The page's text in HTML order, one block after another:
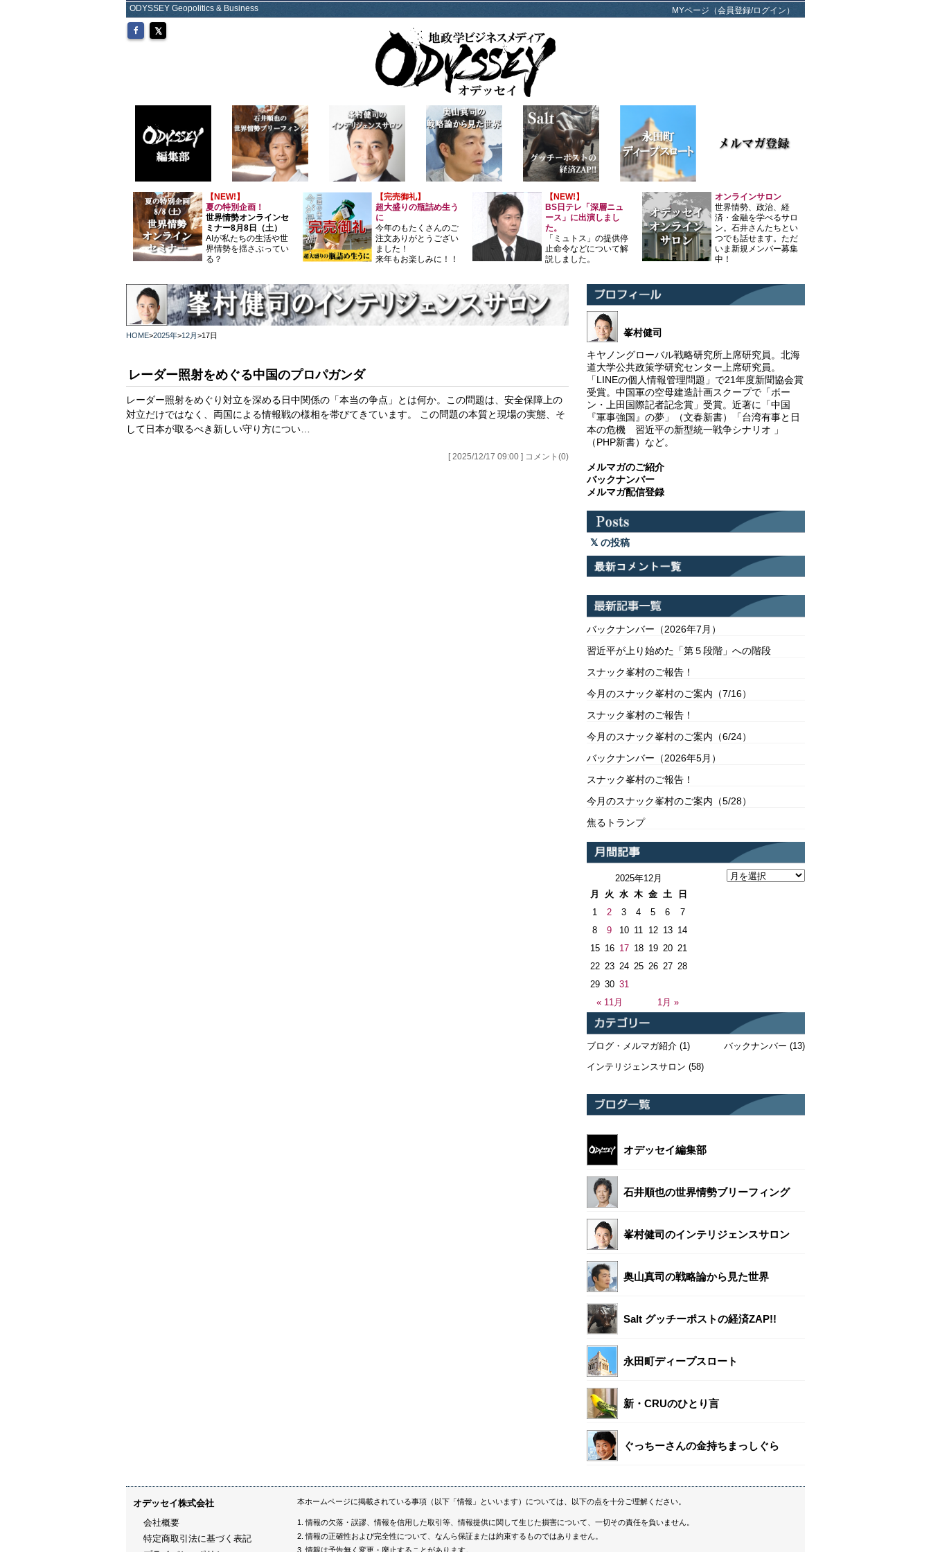
ODYSSEY Geopolitics & Business MYページ（会員登録/ログイン）
【NEW!】
夏の特別企画！
世界情勢オンラインセ
ミナー8月8日（土）
AIが私たちの生活や世
界情勢を揺さぶってい
る？
【完売御礼】
超大盛りの瓶詰め生う
に
今年のもたくさんのご
注文ありがとうござい
ました！
来年もお楽しみに！！
【NEW!】
BS日テレ「深層ニュ
ース」に出演しまし
た。
「ミュトス」の提供停
止命令などについて解
説しました。
オンラインサロン
世界情勢、政治、経
済・金融を学べるサロ
ン。石井さんたちとい
つでも話せます。ただ
いま新規メンバー募集
中！
HOME>2025年>12月>17日
レーダー照射をめぐる中国のプロパガンダ
レーダー照射をめぐり対立を深める日中関係の「本当の争点」とは何か。この問題は、安全保障上の
対立だけではなく、両国による情報戦の様相を帯びてきています。 この問題の本質と現場の実態、そ
して日本が取るべき新しい守り方につい…
[ 2025/12/17 09:00 ] コメント(0)
峯村健司
キヤノングローバル戦略研究所上席研究員。北海
道大学公共政策学研究センター上席研究員。
「LINEの個人情報管理問題」で21年度新聞協会賞
受賞。中国軍の空母建造計画スクープで「ボー
ン・上田国際記者記念賞」受賞。近著に「中国
『軍事強国』の夢」（文春新書）「台湾有事と日
本の危機 習近平の新型統一戦争シナリオ 」
（PHP新書）など。
メルマガのご紹介
バックナンバー
メルマガ配信登録
の投稿
バックナンバー（2026年7月）
習近平が上り始めた「第５段階」への階段
スナック峯村のご報告！
今月のスナック峯村のご案内（7/16）
スナック峯村のご報告！
今月のスナック峯村のご案内（6/24）
バックナンバー（2026年5月）
スナック峯村のご報告！
今月のスナック峯村のご案内（5/28）
焦るトランプ
2025年12月
月
火 水 木 金 土 日
« 11月 1月 »
1 2 3 4 5 6
7
8
9 10 11 12 13 14
15 16 17 18 19 20 21
22 23 24 25 26 27 28
29 30 31
ブログ・メルマガ紹介 (1)
インテリジェンスサロン (58)
バックナンバー (13)
オデッセイ編集部
石井順也の世界情勢ブリーフィング
峯村健司のインテリジェンスサロン
奥山真司の戦略論から見た世界
Salt グッチーポストの経済ZAP!!
永田町ディープスロート
新・CRUのひとり言
ぐっちーさんの金持ちまっしぐら
オデッセイ株式会社
会社概要
特定商取引法に基づく表記
本ホームページに掲載されている事項（以下「情報」といいます）については、以下の点を十分ご理解ください。
情報の欠落・誤謬、情報を信用した取引等、情報提供に関して生じた損害について、一切その責任を負いません。
情報の正確性および完全性について、なんら保証または約束するものではありません。
情報は予告無く変更・廃止することがあります。